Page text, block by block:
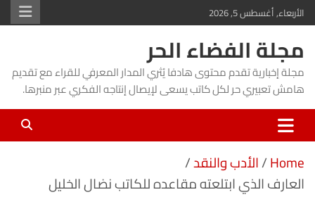
Skip
to
content
الأربعاء, أغسطس 5, 2026
مجلة الفضاء الحر
مجلة إخبارية تقدم محتوى هادفا يُثري المدار المعرفي للقراء مع تقديم
هامش تعبيري حر لكل كاتب يسعى لإيصال إنتاجه الفكري عبر منبرها.
Home الأدب والنقد
العارف الذي ابتلعته مقاعده للكاتب نضال الخليل